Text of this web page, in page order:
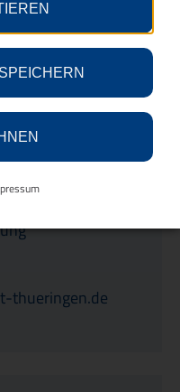
thueringen.de